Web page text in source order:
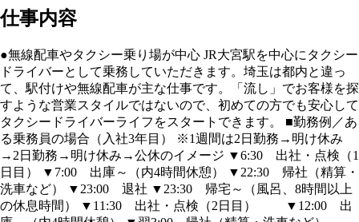
仕事内容
●無線配車やタクシー乗り場が中心 JR大宮駅を中心にタクシー
ドライバーとして乗務していただきます。埼玉は都内と違っ
て、駅付けや無線配車が主な仕事です。「流し」でお客様を探
すような営業スタイルではないので、初めての方でも安心して
タクシードライバーライフをスタートできます。 ■勤務例／あ
る乗務員の場合（入社3年目） ※1週間は2日勤務→明け休み
→2日勤務→明け休み→公休のイメージ ▼6:30 出社・点検（1
日目） ▼7:00 出庫～（内4時間休憩） ▼22:30 帰社（精算・
洗車など） ▼23:00 退社 ▼23:30 帰宅～（風呂、8時間以上
の休息時間） ▼11:30 出社・点検（2日目） ▼12:00 出